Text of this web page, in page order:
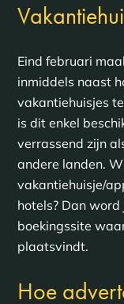
Eind februari
inmiddels naast
vakantiehuisjes
is dit enkel
verrassend zijn
andere landen.
vakantiehuisje/
hotels? Dan
boekingssite
plaatsvindt.
Hoe